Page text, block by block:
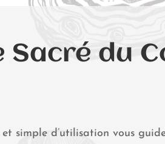
Sacré du
et simple d’utilisation vous